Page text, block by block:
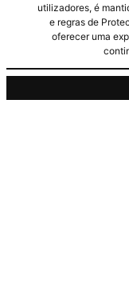
utilizadores, é
e regras de
oferecer uma